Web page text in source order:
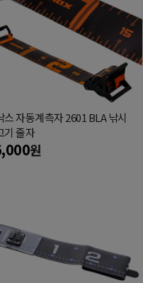
스 자동계측자 2601 BLA 낚시
기 줄자
원